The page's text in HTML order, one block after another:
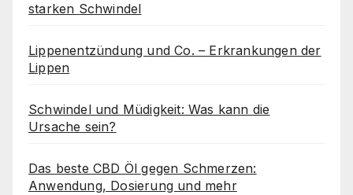
starken Schwindel
Lippenentzündung und Co. – Erkrankungen der
Lippen
Schwindel und Müdigkeit: Was kann die
Ursache sein?
Das beste CBD Öl gegen Schmerzen:
Anwendung, Dosierung und mehr